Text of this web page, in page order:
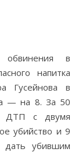
в
напитка
Гусейнова в
— на 8. За 50
ДТП с двумя
убийство и 9
убившим